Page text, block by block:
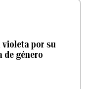
violeta por su
de género